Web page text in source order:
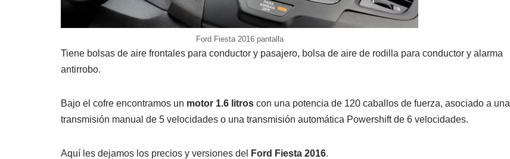
Ford Fiesta 2016 pantalla
Tiene bolsas de aire frontales para conductor y pasajero, bolsa de aire de rodilla para conductor y alarma
antirrobo.
Bajo el cofre encontramos un motor 1.6 litros con una potencia de 120 caballos de fuerza, asociado a una
transmisión manual de 5 velocidades o una transmisión automática Powershift de 6 velocidades.
Aquí les dejamos los precios y versiones del Ford Fiesta 2016.